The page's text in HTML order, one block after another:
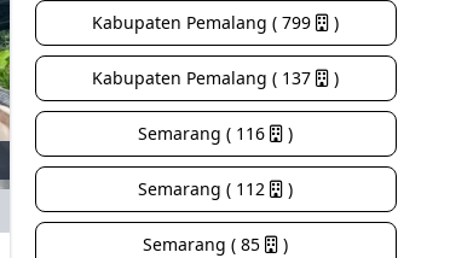
Kabupaten Pemalang ( 799 )
Kabupaten Pemalang ( 137 )
Semarang ( 116 )
Semarang ( 112 )
Semarang ( 85 )